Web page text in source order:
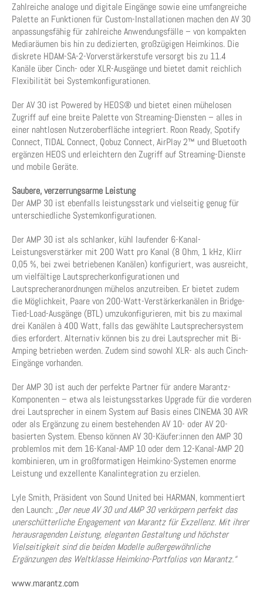
Zahlreiche analoge und digitale Eingänge sowie eine umfangreiche
Palette an Funktionen für Custom-Installationen machen den AV 30
anpassungsfähig für zahlreiche Anwendungsfälle – von kompakten
Mediaräumen bis hin zu dedizierten, großzügigen Heimkinos. Die
diskrete HDAM-SA-2-Vorverstärkerstufe versorgt bis zu 11.4
Kanäle über Cinch- oder XLR-Ausgänge und bietet damit reichlich
Flexibilität bei Systemkonfigurationen.
Der AV 30 ist Powered by HEOS® und bietet einen mühelosen
Zugriff auf eine breite Palette von Streaming-Diensten – alles in
einer nahtlosen Nutzeroberfläche integriert. Roon Ready, Spotify
Connect, TIDAL Connect, Qobuz Connect, AirPlay 2™ und Bluetooth
ergänzen HEOS und erleichtern den Zugriff auf Streaming-Dienste
und mobile Geräte.
Saubere, verzerrungsarme Leistung
Der AMP 30 ist ebenfalls leistungsstark und vielseitig genug für
unterschiedliche Systemkonfigurationen.
Der AMP 30 ist als schlanker, kühl laufender 6-Kanal-
Leistungsverstärker mit 200 Watt pro Kanal (8 Ohm, 1 kHz, Klirr
0,05 %, bei zwei betriebenen Kanälen) konfiguriert, was ausreicht,
um vielfältige Lautsprecherkonfigurationen und
Lautsprecheranordnungen mühelos anzutreiben. Er bietet zudem
die Möglichkeit, Paare von 200-Watt-Verstärkerkanälen in Bridge-
Tied-Load-Ausgänge (BTL) umzukonfigurieren, mit bis zu maximal
drei Kanälen à 400 Watt, falls das gewählte Lautsprechersystem
dies erfordert. Alternativ können bis zu drei Lautsprecher mit Bi-
Amping betrieben werden. Zudem sind sowohl XLR- als auch Cinch-
Eingänge vorhanden.
Der AMP 30 ist auch der perfekte Partner für andere Marantz-
Komponenten – etwa als leistungsstarkes Upgrade für die vorderen
drei Lautsprecher in einem System auf Basis eines CINEMA 30 AVR
oder als Ergänzung zu einem bestehenden AV 10- oder AV 20-
basierten System. Ebenso können AV 30-Käufer:innen den AMP 30
problemlos mit dem 16-Kanal-AMP 10 oder dem 12-Kanal-AMP 20
kombinieren, um in großformatigen Heimkino-Systemen enorme
Leistung und exzellente Kanalintegration zu erzielen.
Lyle Smith, Präsident von Sound United bei HARMAN, kommentiert
den Launch: „Der neue AV 30 und AMP 30 verkörpern perfekt das
unerschütterliche Engagement von Marantz für Exzellenz. Mit ihrer
herausragenden Leistung, eleganten Gestaltung und höchster
Vielseitigkeit sind die beiden Modelle außergewöhnliche
Ergänzungen des Weltklasse Heimkino-Portfolios von Marantz.“
www.marantz.com